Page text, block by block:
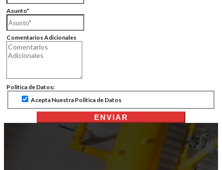
Asunto*
Comentarios Adicionales
Politica de Datos:
Acepta Nuestra Politica de Datos
ENVIAR